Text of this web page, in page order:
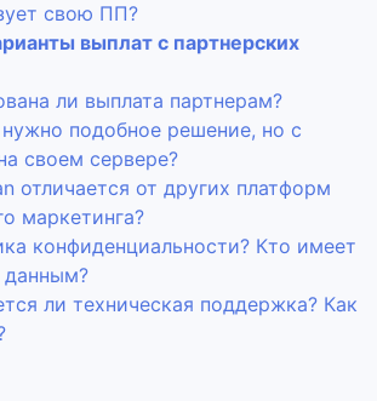
свою ПП?
выплат с партнерских
ли выплата партнерам?
подобное решение, но с
своем сервере?
отличается от других платформ
маркетинга?
конфиденциальности? Кто имеет
ли техническая поддержка? Как